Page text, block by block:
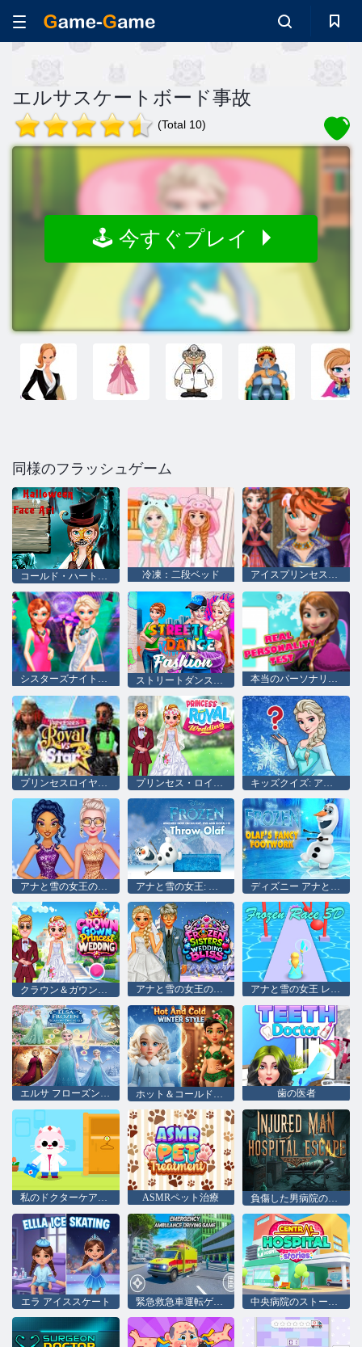
エルサスケートボード事故
(Total 10)
🕹️ 今すぐプレイ
同様のフラッシュゲーム
コー​​ルド・ハート：ハロウィーンのためのアンナの顔にフィギュア 冷凍：二段ベッド アイスプリンセスレアルヘアカット
シスターズナイトアウト 本当のパーソナリティテスト
プリンセスロイヤル vs スター プリンセス・ロイヤル・ウェディング キッズクイズ: アナと雪の女王について何を知っていますか?
クラウン＆ガウンプリンセスウェディング アナと雪の女王のウェディング ブリス アナと雪の女王 レース 3D
エルサ フローズン シーズン ドレスアップ ホット＆コールドウィンタースタイル 歯の医者
ASMRペット治療 負傷した男病院の脱出
エラ アイススケート 緊急救急車運転ゲーム